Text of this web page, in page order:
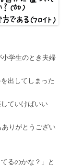
学生のとき夫婦
出してしまった
ていけばいい
ありがとうござい
るのかな？」と